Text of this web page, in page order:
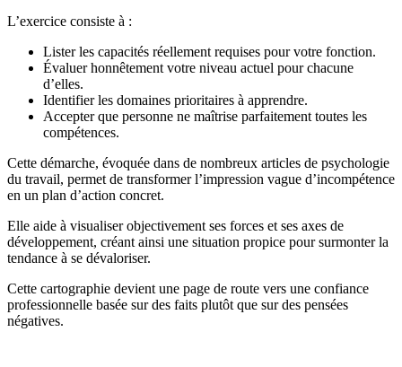
L’exercice consiste à :
Lister les capacités réellement requises pour votre fonction.
Évaluer honnêtement votre niveau actuel pour chacune
d’elles.
Identifier les domaines prioritaires à apprendre.
Accepter que personne ne maîtrise parfaitement toutes les
compétences.
Cette démarche, évoquée dans de nombreux articles de psychologie
du travail, permet de transformer l’impression vague d’incompétence
en un plan d’action concret.
Elle aide à visualiser objectivement ses forces et ses axes de
développement, créant ainsi une situation propice pour surmonter la
tendance à se dévaloriser.
Cette cartographie devient une page de route vers une confiance
professionnelle basée sur des faits plutôt que sur des pensées
négatives.